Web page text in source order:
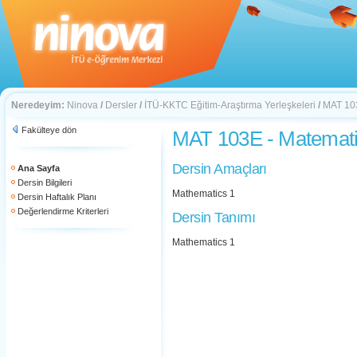
Neredeyim: Ninova / Dersler / İTÜ-KKTC Eğitim-Araştırma Yerleşkeleri / MAT
Fakülteye dön
Ana Sayfa
Dersin Bilgileri
Dersin Haftalık Planı
Değerlendirme Kriterleri
MAT 103E -
Dersin Amaçları
Mathematics 1
Dersin Tanımı
Mathematics 1